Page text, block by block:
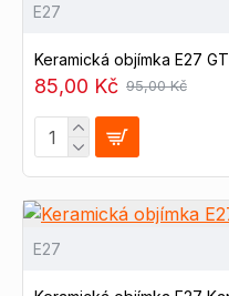
E27
Keramická objímka E27
85,00 Kč 95,00 Kč
E27